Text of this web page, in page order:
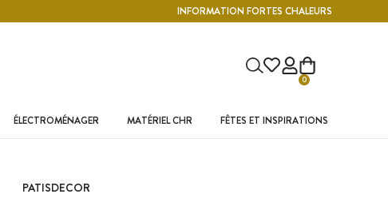
INFORMATION FORTES CHALEURS
0
ÉLECTROMÉNAGER MATÉRIEL CHR FÊTES ET INSPIRATIONS
PATISDECOR